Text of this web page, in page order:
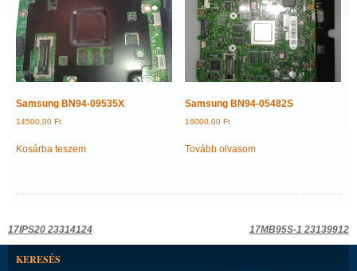
Samsung BN94-09535X
14500,00 Ft
Kosárba teszem
Samsung BN94-05482S
16000,00 Ft
Tovább olvasom
Bejegyzés
navigáció
17IPS20 23314124 17MB95S-1 23139912
KERESÉS